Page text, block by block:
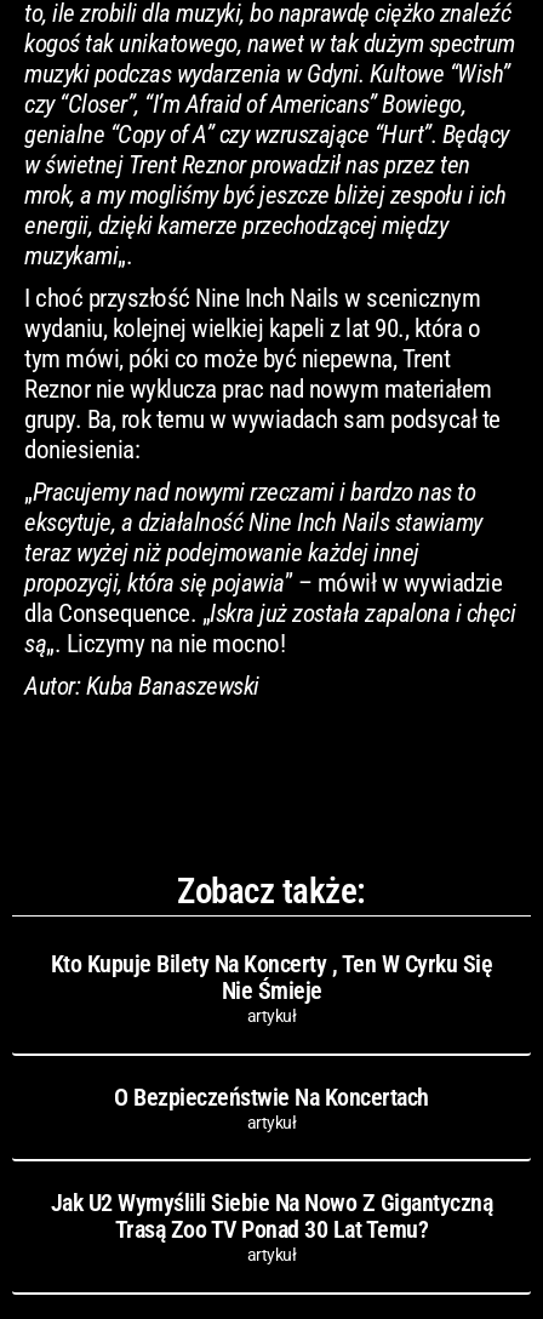
to, ile zrobili dla muzyki, bo naprawdę ciężko znaleźć
kogoś tak unikatowego, nawet w tak dużym spectrum
muzyki podczas wydarzenia w Gdyni. Kultowe “Wish”
czy “Closer”, “I’m Afraid of Americans” Bowiego,
genialne “Copy of A” czy wzruszające “Hurt”. Będący
w świetnej Trent Reznor prowadził nas przez ten
mrok, a my mogliśmy być jeszcze bliżej zespołu i ich
energii, dzięki kamerze przechodzącej między
muzykami„.
I choć przyszłość Nine Inch Nails w scenicznym
wydaniu, kolejnej wielkiej kapeli z lat 90., która o
tym mówi, póki co może być niepewna, Trent
Reznor nie wyklucza prac nad nowym materiałem
grupy. Ba, rok temu w wywiadach sam podsycał te
doniesienia:
„Pracujemy nad nowymi rzeczami i bardzo nas to
ekscytuje, a działalność Nine Inch Nails stawiamy
teraz wyżej niż podejmowanie każdej innej
propozycji, która się pojawia” – mówił w wywiadzie
dla Consequence. „Iskra już została zapalona i chęci
są„. Liczymy na nie mocno!
Autor: Kuba Banaszewski
Zobacz także:
Kto Kupuje Bilety Na Koncerty , Ten W Cyrku Się
Nie Śmieje
artykuł
O Bezpieczeństwie Na Koncertach
artykuł
Jak U2 Wymyślili Siebie Na Nowo Z Gigantyczną
Trasą Zoo TV Ponad 30 Lat Temu?
artykuł